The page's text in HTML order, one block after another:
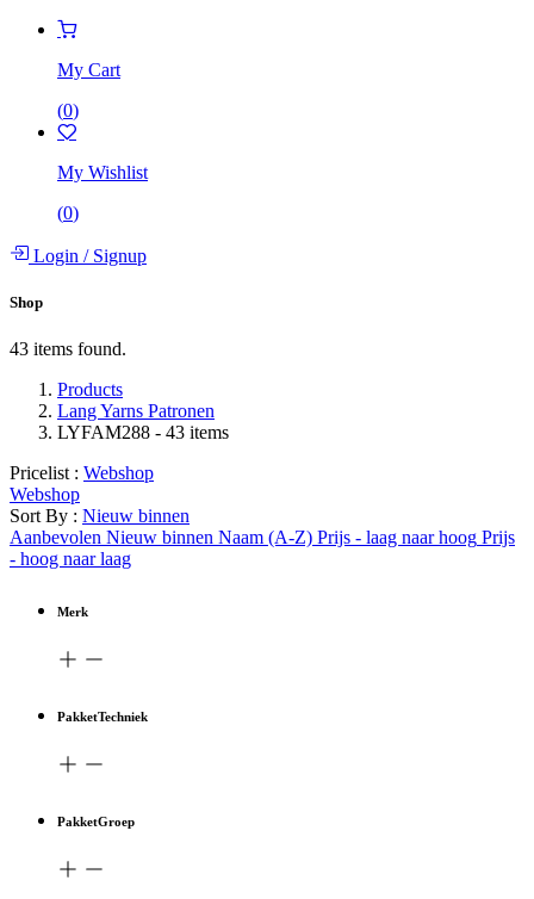
My Cart
(0)
My Wishlist
(0)
Login /Signup
Shop
43 items found.
Products
Lang Yarns Patronen
LYFAM288 - 43 items
Pricelist : Webshop
Webshop
Sort By : Nieuw binnen
Aanbevolen Nieuw binnen Naam (A-Z) Prijs - laag naar hoog Prijs
- hoog naar laag
Merk
PakketTechniek
PakketGroep